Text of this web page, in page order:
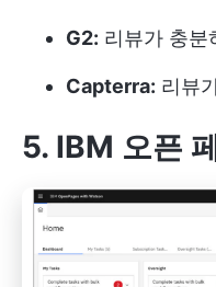
G2: 리뷰가 충분
Capterra: 리뷰
5. IBM 오픈